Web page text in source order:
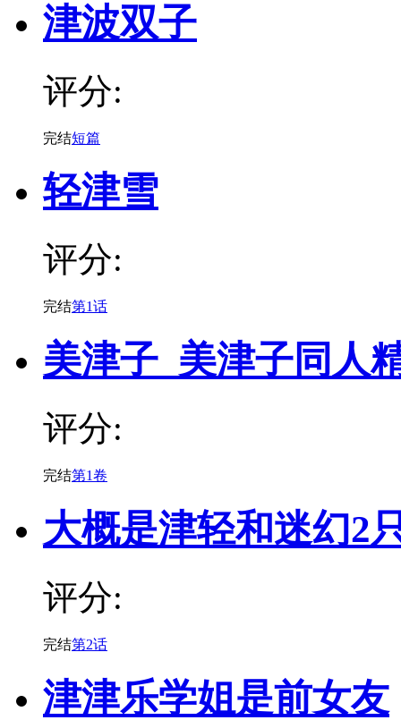
津波双子
评分:
完结短篇
轻津雪
评分:
完结第1话
美津子_美津子同人
评分:
完结第1卷
大概是津轻和迷幻2
评分:
完结第2话
津津乐学姐是前女友